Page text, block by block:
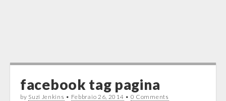
facebook tag pagina
by Suzi Jenkins • Febbraio 26, 2014 • 0 Comments